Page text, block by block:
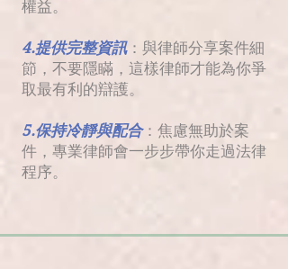
權益。
4.提供完整資訊：與律師分享案件細
節，不要隱瞞，這樣律師才能為你爭
取最有利的辯護。
5.保持冷靜與配合：焦慮無助於案
件，專業律師會一步步帶你走過法律
程序。